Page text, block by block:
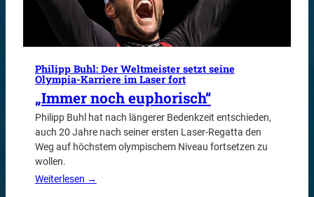
Philipp Buhl: Der Weltmeister setzt seine
Olympia-Karriere im Laser fort
„Immer noch euphorisch“
Philipp Buhl hat nach längerer Bedenkzeit entschieden,
auch 20 Jahre nach seiner ersten Laser-Regatta den
Weg auf höchstem olympischem Niveau fortsetzen zu
wollen.
Weiterlesen →